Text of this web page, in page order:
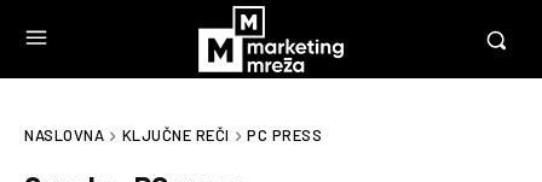
NASLOVNA KLJUČNE REČI PC PRESS